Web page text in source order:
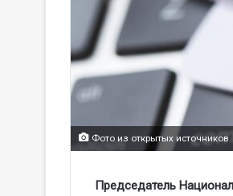
Фото из открытых источников
Председатель